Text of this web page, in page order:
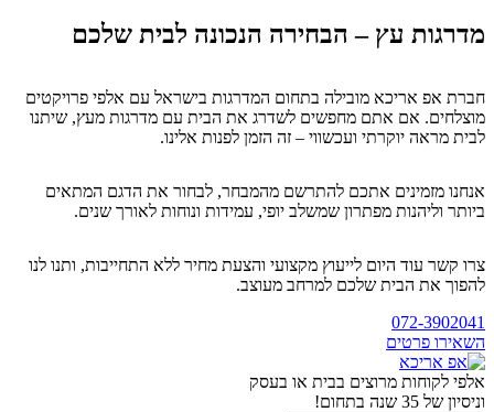
מדרגות עץ – הבחירה הנכונה לבית שלכם
חברת אפ אריכא מובילה בתחום המדרגות בישראל עם אלפי פרויקטים
מוצלחים. אם אתם מחפשים לשדרג את הבית עם מדרגות מעץ, שיתנו
לבית מראה יוקרתי ועכשווי – זה הזמן לפנות אלינו.
אנחנו מזמינים אתכם להתרשם מהמבחר, לבחור את הדגם המתאים
ביותר וליהנות מפתרון שמשלב יופי, עמידות ונוחות לאורך שנים.
צרו קשר עוד היום לייעוץ מקצועי והצעת מחיר ללא התחייבות, ותנו לנו
להפוך את הבית שלכם למרחב מעוצב.
חזרה
לראש
העמוד
072-3902041
השאירו פרטים
אלפי לקוחות מרוצים בבית או בעסק
וניסיון של 35 שנה בתחום!